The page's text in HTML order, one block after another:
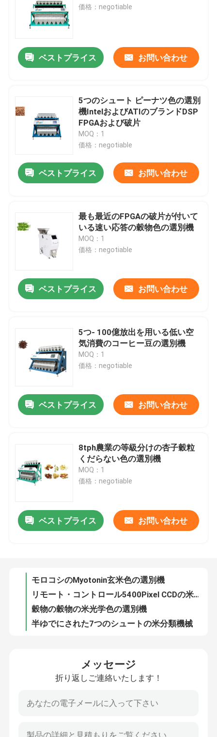
プロダクト
私達について
品質管理
私達に連絡しなさい
引用を要求しなさい
米色の選別機
穀物色の選別機
価格：negotiable
ベストプライス お問い合わせ
5つのシュート ピーナツ色の選別
機IntelおよびATIのブランドDSP
FPGAおよび破片
MOQ：1
価格：negotiable
ベストプライス お問い合わせ
最も最近のFPGAの破片が付いて
いる速い応答の穀物色の選別機
MOQ：1
価格：negotiable
ベストプライス お問い合わせ
5つ- 100億放出を用いる低い空
気消費のコーヒー豆の選別機
MOQ：1
価格：negotiable
ベストプライス お問い合わせ
8tph農業の等級分けの杏子穀粒
くだらない色の選別機
MOQ：1
価格：negotiable
ベストプライス お問い合わせ
モロコシのMyotonin玄米色の選別機
すべてのLEDランプ制御2.4 kwの米色の選別機AI
256のチャネルのキビの自動色の分類機械
栄光8の5Kカメラ色の選別機機械
メッセージ
折り返しご連絡いたします！